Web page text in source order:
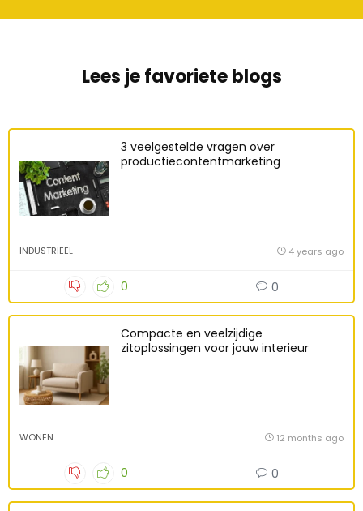
Lees je favoriete blogs
3 veelgestelde vragen over
productiecontentmarketing
INDUSTRIEEL 4 years ago
0 0
Compacte en veelzijdige
zitoplossingen voor jouw interieur
WONEN 12 months ago
0 0